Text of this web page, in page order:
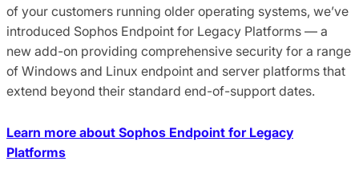
of your customers running older operating systems, we’ve
introduced Sophos Endpoint for Legacy Platforms — a
new add-on providing comprehensive security for a range
of Windows and Linux endpoint and server platforms that
extend beyond their standard end-of-support dates.
Learn more about Sophos Endpoint for Legacy
Platforms